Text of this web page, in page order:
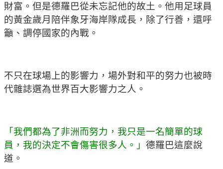
財富。但是德羅巴從未忘記他的故土。他用足球員
的黃金歲月陪伴象牙海岸隊成長，除了行善，還呼
籲、調停國家的內戰。
不只在球場上的影響力，場外對和平的努力也被時
代雜誌選為世界百大影響力之人。
「我們都為了非洲而努力，我只是一名簡單的球
員，我的決定不會傷害很多人。」 德羅巴這麼說
道。